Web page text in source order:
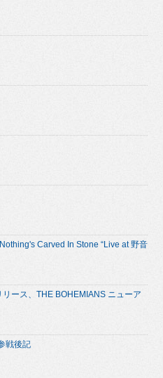
Carved In Stone “Live at 野音
ース、THE BOHEMIANS ニューア
戦後記